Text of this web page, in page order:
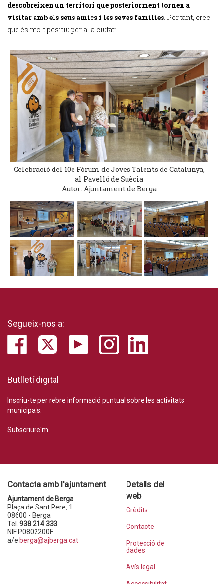
descobreixen un territori que posteriorment tornen a
visitar amb els seus amics i les seves famílies. Per tant, crec
que és molt positiu per a la ciutat”.
Celebració del 10è Fòrum de Joves Talents de Catalunya,
al Pavelló de Suècia
Autor: Ajuntament de Berga
Segueix-nos a:
Butlletí digital
Inscriu-te per rebre informació puntual sobre les activitats
municipals.
Subscriure'm
Contacta amb l'ajuntament
Ajuntament de Berga
Plaça de Sant Pere, 1
08600 - Berga
Tel. 938 214 333
NIF P0802200F
a/e berga@ajberga.cat
Detalls del
web
Crèdits
Contacte
Protecció de
dades
Avís legal